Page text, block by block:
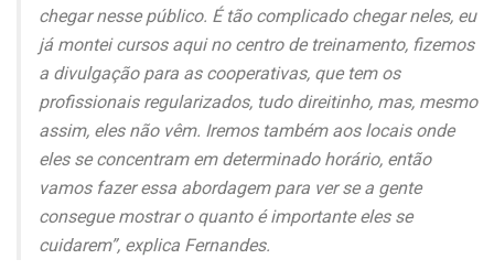
chegar nesse público. É tão complicado chegar neles, eu
já montei cursos aqui no centro de treinamento, fizemos
a divulgação para as cooperativas, que tem os
profissionais regularizados, tudo direitinho, mas, mesmo
assim, eles não vêm. Iremos também aos locais onde
eles se concentram em determinado horário, então
vamos fazer essa abordagem para ver se a gente
consegue mostrar o quanto é importante eles se
cuidarem”, explica Fernandes.